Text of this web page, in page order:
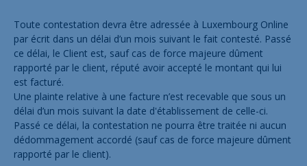
Toute contestation devra être adressée à Luxembourg Online
par écrit dans un délai d’un mois suivant le fait contesté. Passé
ce délai, le Client est, sauf cas de force majeure dûment
rapporté par le client, réputé avoir accepté le montant qui lui
est facturé.
Une plainte relative à une facture n’est recevable que sous un
délai d’un mois suivant la date d'établissement de celle-ci.
Passé ce délai, la contestation ne pourra être traitée ni aucun
dédommagement accordé (sauf cas de force majeure dûment
rapporté par le client).